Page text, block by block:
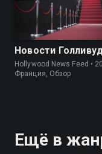
Новости
Hollywood News Feed •
Франция, Обзор
Ещё в